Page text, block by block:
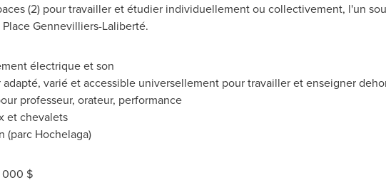
(2) pour travailler et étudier individuellement ou collectivement, l'un
Gennevilliers-Laliberté.
électrique et son
varié et accessible universellement pour travailler et enseigner
professeur, orateur, performance
et chevalets
(parc Hochelaga)
000 $